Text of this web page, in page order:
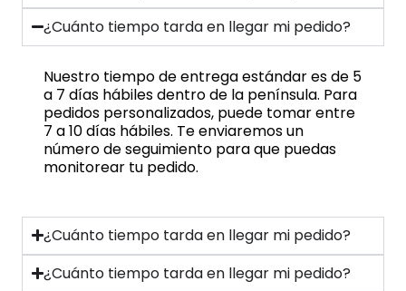
¿Cuánto tiempo tarda en llegar mi pedido?
Nuestro tiempo de entrega estándar es de 5
a 7 días hábiles dentro de la península. Para
pedidos personalizados, puede tomar entre
7 a 10 días hábiles. Te enviaremos un
número de seguimiento para que puedas
monitorear tu pedido.
¿Cuánto tiempo tarda en llegar mi pedido?
¿Cuánto tiempo tarda en llegar mi pedido?